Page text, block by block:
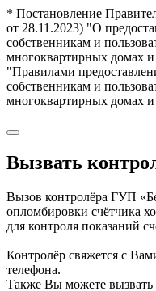
* Постановление
от 28.11.2023) "О
собственникам и
многоквартирных домах
"Правилами
собственникам и
многоквартирных домах
Вызвать
Вызов контролёра ГУП
опломбировки счётчика
для контроля показаний
Контролёр свяжется с
телефона.
Также Вы можете вызвать